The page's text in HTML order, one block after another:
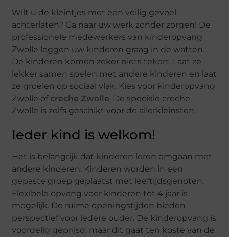
Wilt u de kleintjes met een veilig gevoel
achterlaten? Ga naar uw werk zonder zorgen! De
professionele medewerkers van kinderopvang
Zwolle leggen uw kinderen graag in de watten.
De kinderen komen zeker niets tekort. Laat ze
lekker samen spelen met andere kinderen en laat
ze groeien op sociaal vlak. Kies voor kinderopvang
Zwolle of creche Zwolle. De speciale creche
Zwolle is zelfs geschikt voor de allerkleinsten.
Ieder kind is welkom!
Het is belangrijk dat kinderen leren omgaan met
andere kinderen. Kinderen worden in een
gepaste groep geplaatst met leeftijdsgenoten.
Flexibele opvang voor kinderen tot 4 jaar is
mogelijk. De ruime openingstijden bieden
perspectief voor iedere ouder. De kinderopvang is
voordelig geprijsd, maar dit gaat ten koste van de